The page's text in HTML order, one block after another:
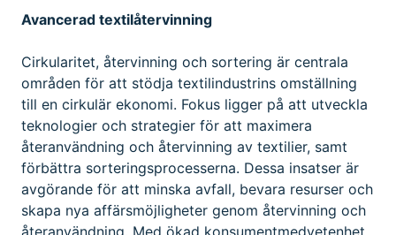
Avancerad textilåtervinning
Cirkularitet, återvinning och sortering är centrala
områden för att stödja textilindustrins omställning
till en cirkulär ekonomi. Fokus ligger på att utveckla
teknologier och strategier för att maximera
återanvändning och återvinning av textilier, samt
förbättra sorteringsprocesserna. Dessa insatser är
avgörande för att minska avfall, bevara resurser och
skapa nya affärsmöjligheter genom återvinning och
återanvändning. Med ökad konsumentmedvetenhet